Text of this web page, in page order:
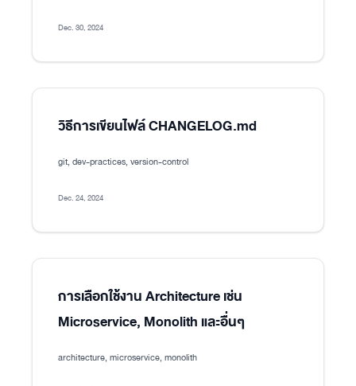
Dec. 30, 2024
วิธีการเขียนไฟล์ CHANGELOG.md
git, dev-practices, version-control
Dec. 24, 2024
การเลือกใช้งาน Architecture เช่น
Microservice, Monolith และอื่นๆ
architecture, microservice, monolith